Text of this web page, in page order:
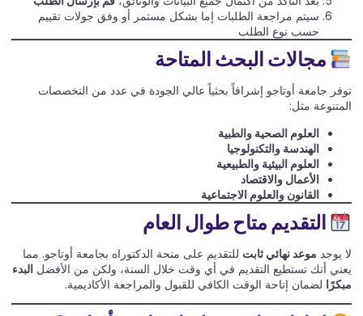
سيتم مراجعة الطلبات إما بشكل مستمر أو وفق جولات تقييم
حسب نوع الطلب
مجالات البحث المتاحة
توفر جامعة أوتاجو إشرافاً بحثياً عالي الجودة في عدد من التخصصات
المتنوعة مثل:
العلوم الصحية والطبية
الهندسة والتكنولوجيا
العلوم البيئية والطبيعية
الأعمال والاقتصاد
القانون والعلوم الاجتماعية
التقديم متاح طوال العام
لا يوجد موعد نهائي ثابت للتقديم على منحة الدكتوراه بجامعة أوتاجو. مما
يعني أنك تستطيع التقديم في أي وقت خلال السنة، ولكن من الأفضل البدء
مبكرًا لضمان إتاحة الوقت الكافي للقبول والمراجعة الأكاديمية.